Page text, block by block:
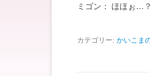
ミゴン： ほほぉ…
カテゴリー: かいこま